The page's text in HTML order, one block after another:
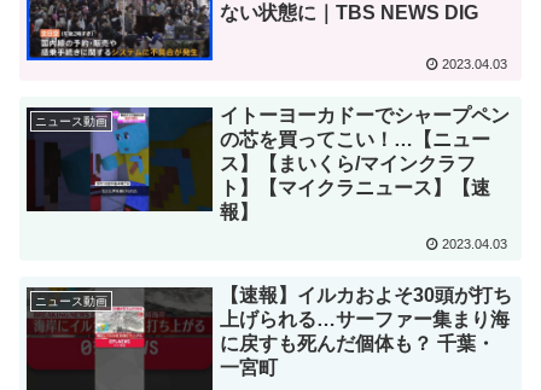
ない状態に｜TBS NEWS DIG
2023.04.03
ニュース動画
イトーヨーカドーでシャープペン
の芯を買ってこい！…【ニュー
ス】【まいくら/マインクラフ
ト】【マイクラニュース】【速
報】
2023.04.03
ニュース動画
【速報】イルカおよそ30頭が打ち
上げられる…サーファー集まり海
に戻すも死んだ個体も？ 千葉・
一宮町